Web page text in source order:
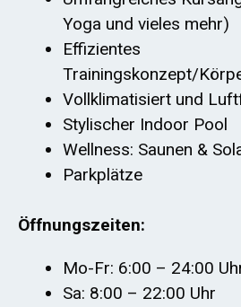
Yoga und vieles mehr)
Effizientes
Trainingskonzept/
Vollklimatisiert und
Stylischer Indoor Pool
Wellness: Saunen &
Parkplätze
Öffnungszeiten:
Mo-Fr: 6:00 – 24:00
Sa: 8:00 – 22:00 Uhr